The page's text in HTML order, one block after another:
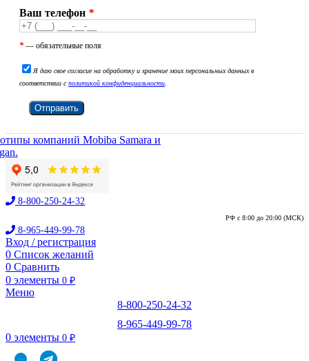
Ваш телефон *
* — обязательные поля
Я даю свое согласие на обработку и хранение моих персональных данных в
соответствии сполитикой конфиденциальности
8-800-250-24-32
РФ с 8:00 до 20:00 (МСК)
8-965-449-99-78
Вход / регистрация
0 Список желаний
0 Сравнить
0 элементы 0 ₽
Меню
8-800-250-24-32
8-965-449-99-78
0 элементы 0 ₽